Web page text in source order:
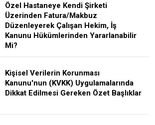
Özel Hastaneye Kendi Şirketi
Üzerinden Fatura/Makbuz
Düzenleyerek Çalışan Hekim, İş
Kanunu Hükümlerinden Yararlanabilir
Mi?
Kişisel Verilerin Korunması
Kanunu'nun (KVKK) Uygulamalarında
Dikkat Edilmesi Gereken Özet Başlıklar